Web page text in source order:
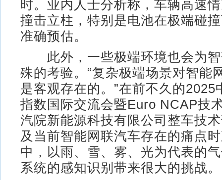
时。业内人士分析称，车辆高速
撞击立柱，特别是电池在极端碰
准确预估。
此外，一些极端环境也会为智
殊的考验。“复杂极端场景对智能
是客观存在的。”在前不久的2025
指数国际交流会暨Euro NCAP技
汽院新能源科技有限公司整车技
及当前智能网联汽车存在的痛点
中，以雨、雪、雾、光为代表的
系统的感知识别带来很大的挑战。